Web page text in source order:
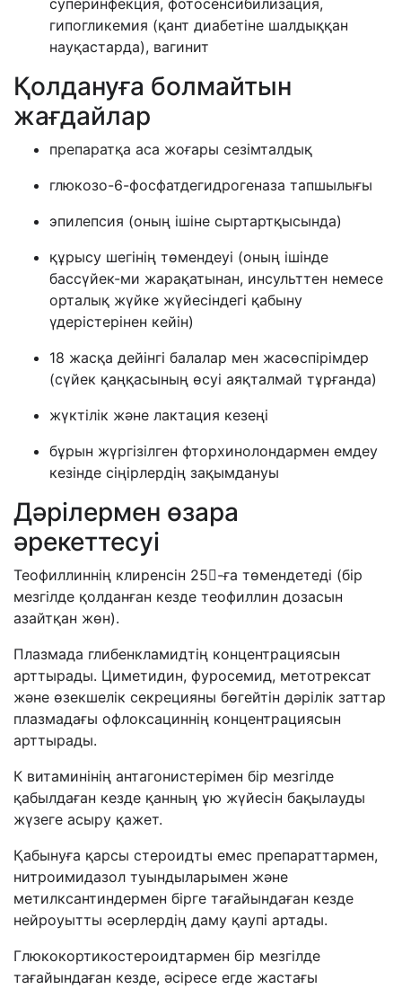
суперинфекция, фотосенсибилизация,
гипогликемия (қант диабетіне шалдыққан
науқастарда), вагинит
Қолдануға болмайтын
жағдайлар
препаратқа аса жоғары сезімталдық
глюкозо-6-фосфатдегидрогеназа тапшылығы
эпилепсия (оның ішіне сыртартқысында)
құрысу шегінің төмендеуі (оның ішінде
бассүйек-ми жарақатынан, инсульттен немесе
орталық жүйке жүйесіндегі қабыну
үдерістерінен кейін)
18 жасқа дейінгі балалар мен жасөспірімдер
(сүйек қаңқасының өсуі аяқталмай тұрғанда)
жүктілік және лактация кезеңі
бұрын жүргізілген фторхинолондармен емдеу
кезінде сіңірлердің зақымдануы
Дәрілермен өзара
әрекеттесуі
Теофиллиннің клиренсін 25-ға төмендетеді (бір
мезгілде қолданған кезде теофиллин дозасын
азайтқан жөн).
Плазмада глибенкламидтің концентрациясын
арттырады. Циметидин, фуросемид, метотрексат
және өзекшелік секрецияны бөгейтін дәрілік заттар
плазмадағы офлоксациннің концентрациясын
арттырады.
К витаминінің антагонистерімен бір мезгілде
қабылдаған кезде қанның ұю жүйесін бақылауды
жүзеге асыру қажет.
Қабынуға қарсы стероидты емес препараттармен,
нитроимидазол туындыларымен және
метилксантиндермен бірге тағайындаған кезде
нейроуытты әсерлердің даму қаупі артады.
Глюкокортикостероидтармен бір мезгілде
тағайындаған кезде, әсіресе егде жастағы